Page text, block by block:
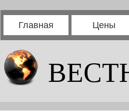
Главная Цены